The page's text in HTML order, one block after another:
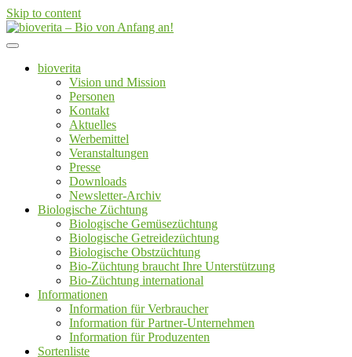
Skip to content
bioverita – Bio von Anfang an!
bioverita
Vision und Mission
Personen
Kontakt
Aktuelles
Werbemittel
Veranstaltungen
Presse
Downloads
Newsletter-Archiv
Biologische Züchtung
Biologische Gemüsezüchtung
Biologische Getreidezüchtung
Biologische Obstzüchtung
Bio-Züchtung braucht Ihre Unterstützung
Bio-Züchtung international
Informationen
Information für Verbraucher
Information für Partner-Unternehmen
Information für Produzenten
Sortenliste